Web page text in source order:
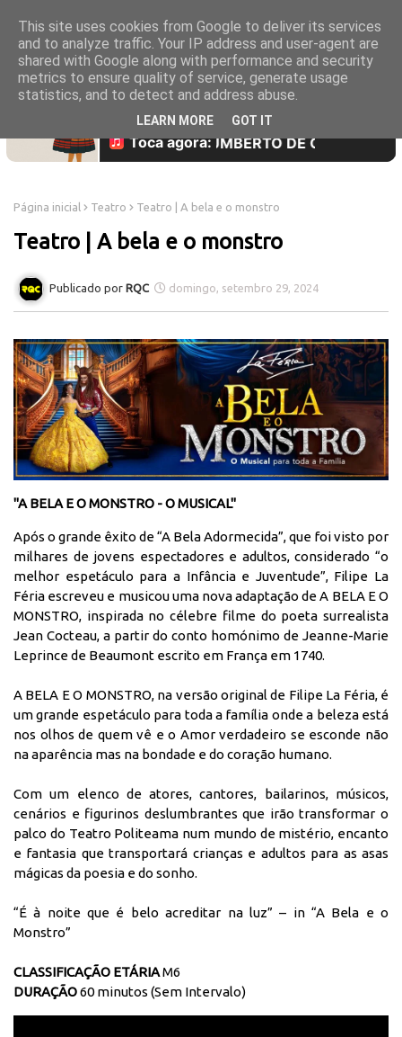
Página inicial Teatro Teatro | A bela e o monstro
Teatro | A bela e o monstro
RQC domingo, setembro 29, 2024
"A BELA E O MONSTRO - O MUSICAL"
Após o grande êxito de “A Bela Adormecida”, que foi visto por
milhares de jovens espectadores e adultos, considerado “o
melhor espetáculo para a Infância e Juventude”, Filipe La
Féria escreveu e musicou uma nova adaptação de A BELA E O
MONSTRO, inspirada no célebre filme do poeta surrealista
Jean Cocteau, a partir do conto homónimo de Jeanne-Marie
Leprince de Beaumont escrito em França em 1740.
A BELA E O MONSTRO, na versão original de Filipe La Féria, é
um grande espetáculo para toda a família onde a beleza está
nos olhos de quem vê e o Amor verdadeiro se esconde não
na aparência mas na bondade e do coração humano.
Com um elenco de atores, cantores, bailarinos, músicos,
cenários e figurinos deslumbrantes que irão transformar o
palco do Teatro Politeama num mundo de mistério, encanto
e fantasia que transportará crianças e adultos para as asas
mágicas da poesia e do sonho.
“É à noite que é belo acreditar na luz” – in “A Bela e o
Monstro”
CLASSIFICAÇÃO ETÁRIAM6
DURAÇÃO60 minutos (Sem Intervalo)
This site uses cookies from Google to deliver its services
and to analyze traffic. Your IP address and user-agent are
shared with Google along with performance and security
metrics to ensure quality of service, generate usage
statistics, and to detect and address abuse.
LEARN MORE GOT IT